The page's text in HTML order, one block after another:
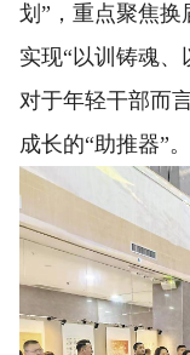
划”，重点聚焦
实现“以训铸魂、
对于年轻干部而
成长的“助推器”。